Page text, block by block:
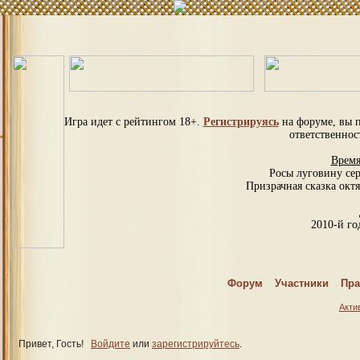
Форум Участники
Игра идет с рейтингом 18+. Регистрируясьна форуме, вы
Росы луговину
Призрачная сказка
2010-й
Привет, Гость! Войдите или зарегистрируйтесь